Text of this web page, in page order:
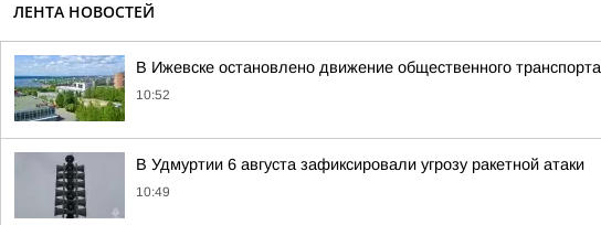
ЛЕНТА НОВОСТЕЙ
В Ижевске остановлено движение общественного транспорта
10:52
В Удмуртии 6 августа зафиксировали угрозу ракетной атаки
10:49